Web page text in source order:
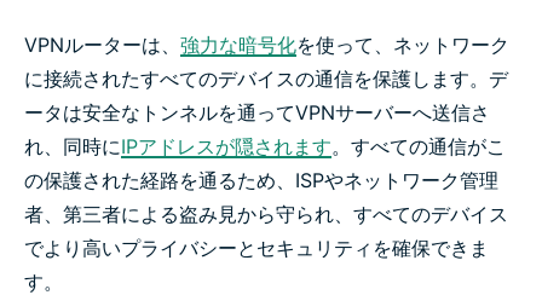
VPNルーターは、 強力な暗号化を使って、ネットワーク
に接続されたすべてのデバイスの通信を保護します。デ
ータは安全なトンネルを通ってVPNサーバーへ送信さ
れ、同時にIPアドレスが隠されます。すべての通信がこ
の保護された経路を通るため、ISPやネットワーク管理
者、第三者による盗み見から守られ、すべてのデバイス
でより高いプライバシーとセキュリティを確保できま
す。